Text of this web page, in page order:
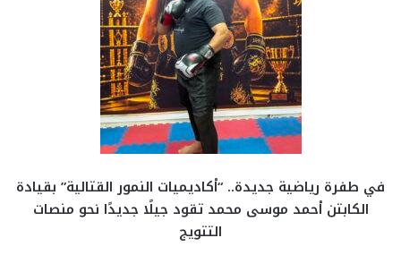
في طفرة رياضية جديدة.. “أكاديميات النمور القتالية” بقيادة
الكابتن أحمد موسى محمد تقود جيلًا جديدًا نحو منصات
التتويج